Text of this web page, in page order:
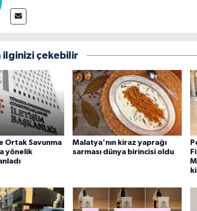
ilginizi çekebilir
Ortak Savunma
yönelik
Malatya'nın kiraz yaprağı
sarması dünya birincisi oldu